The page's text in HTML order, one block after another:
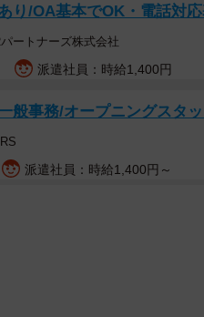
り/OA基本でOK・電話対
ートナーズ株式会社
派遣社員：時給1,400円
般事務/オープニングスタ
派遣社員：時給1,400円～